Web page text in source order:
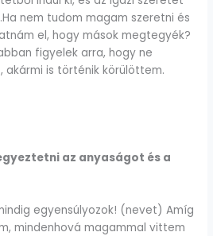
nem tudom magam szeretni és
el, hogy mások megtegyék?
figyelek arra, hogy ne
akármi is történik körülöttem.
az anyaságot és a
egyensúlyozok! (nevet) Amíg
mindenhová magammal vittem